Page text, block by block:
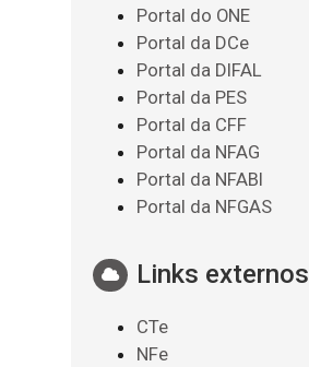
Portal do ONE
Portal da DCe
Portal da DIFAL
Portal da PES
Portal da CFF
Portal da NFAG
Portal da NFABI
Portal da NFGAS
Links externos
CTe
NFe